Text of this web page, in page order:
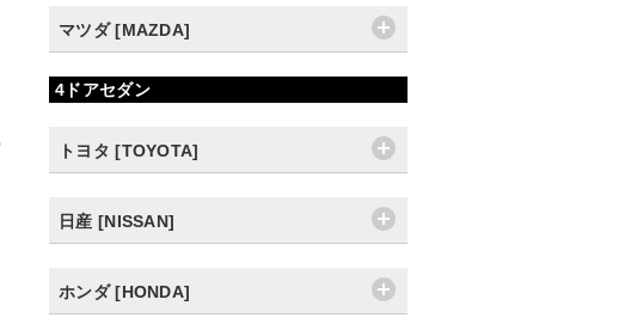
マツダ [MAZDA]
4ドアセダン
トヨタ [TOYOTA]
日産 [NISSAN]
ホンダ [HONDA]